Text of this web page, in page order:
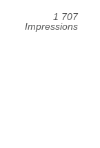
1 707
Impressions